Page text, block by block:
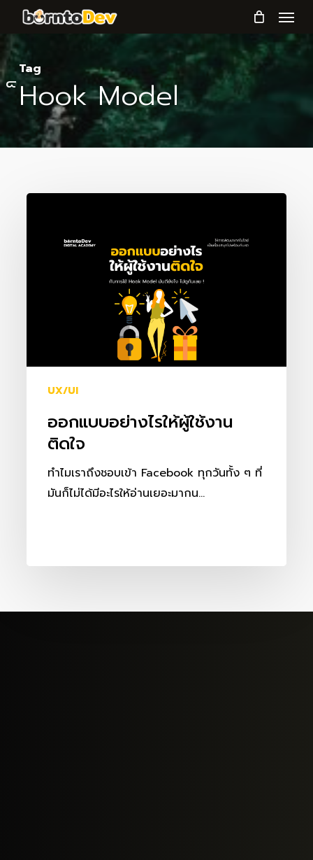
main
content
Menu
Tag
็Hook Model
UX/UI
ออกแบบอย่างไรให้ผู้ใช้งาน
ติดใจ
ทำไมเราถึงชอบเข้า Facebook ทุกวันทั้ง ๆ ที่
มันก็ไม่ได้มีอะไรให้อ่านเยอะมากน…